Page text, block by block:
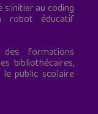
s'initier au coding
éducatif
formations
bibliothécaires,
public scolaire